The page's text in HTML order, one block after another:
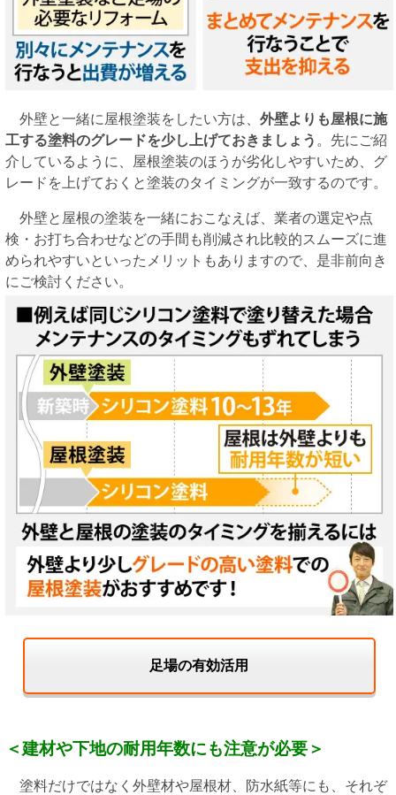
外壁と一緒に屋根塗装をしたい方は、 外壁よりも屋根に施
工する塗料のグレードを少し上げておきましょう 。先にご紹
介しているように、屋根塗装のほうが劣化しやすいため、グ
レードを上げておくと塗装のタイミングが一致するのです。
外壁と屋根の塗装を一緒におこなえば、業者の選定や点
検・お打ち合わせなどの手間も削減され比較的スムーズに進
められやすいといったメリットもありますので、是非前向き
にご検討ください。
足場の有効活用
＜建材や下地の耐用年数にも注意が必要＞
塗料だけではなく外壁材や屋根材、防水紙等にも、それぞ